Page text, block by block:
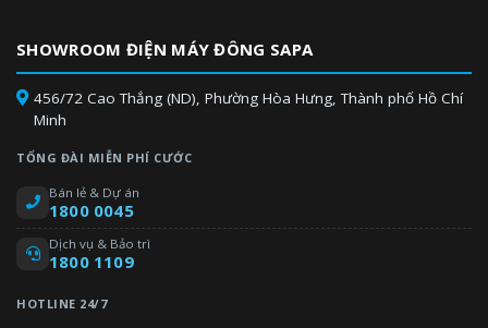
SHOWROOM ĐIỆN MÁY ĐÔNG SAPA
456/72 Cao Thắng (ND), Phường Hòa Hưng, Thành phố Hồ Chí
Minh
TỔNG ĐÀI MIỄN PHÍ CƯỚC
Bán lẻ & Dự án
1800 0045
Dịch vụ & Bảo trì
1800 1109
HOTLINE 24/7